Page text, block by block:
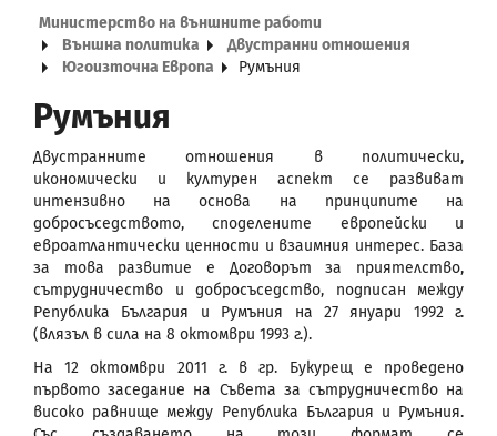
Министерство на външните работи
Външна политика
Двустранни отношения
Югоизточна Европа
Румъния
Румъния
Двустранните отношения в политически,
икономически и културен аспект се развиват
интензивно на основа на принципите на
добросъседството, споделените европейски и
евроатлантически ценности и взаимния интерес. База
за това развитие е Договорът за приятелство,
сътрудничество и добросъседство, подписан между
Република България и Румъния на 27 януари 1992 г.
(влязъл в сила на 8 октомври 1993 г.).
На 12 октомври 2011 г. в гр. Букурещ е проведено
първото заседание на Съвета за сътрудничество на
високо равнище между Република България и Румъния.